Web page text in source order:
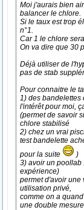
Moi j'aurais bien
balancer le chlore.
Si le taux est trop
n°1.
Car 1 le chlore
On va dire que 30
Déjà utiliser de
pas de stab
Pour connaitre le
1) des bandelettes
l'intérêt pour moi,
(permet de savoir
chlore stabilisé
2) chez un vrai
test bandelette
pour la suite
)
3) avoir un poollab
expérience)
permet d'avoir une
utilisation privé,
comme on a
une double mesure